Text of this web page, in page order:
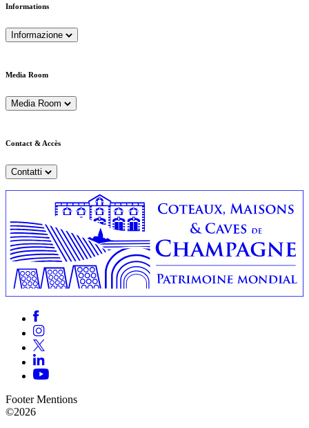
Informations
Informazione
Media Room
Media Room
Contact & Accès
Contatti
Footer Mentions
©2026